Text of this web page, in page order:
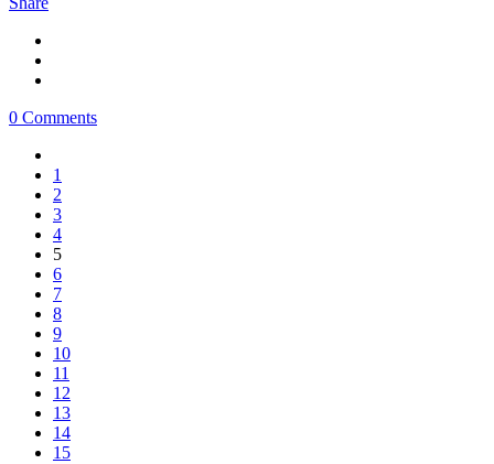
0 Comments
1
2
3
4
5
6
7
8
9
10
11
12
13
14
15